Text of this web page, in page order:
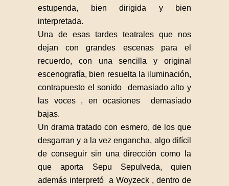
estupenda, bien dirigida y bien
interpretada.
Una de esas tardes teatrales que nos
dejan con grandes escenas para el
recuerdo, con una sencilla y original
escenografía, bien resuelta la iluminación,
contrapuesto el sonido demasiado alto y
las voces , en ocasiones demasiado
bajas.
Un drama tratado con esmero, de los que
desgarran y a la vez engancha, algo difícil
de conseguir sin una dirección como la
que aporta Sepu Sepulveda, quien
además interpretó a Woyzeck , dentro de